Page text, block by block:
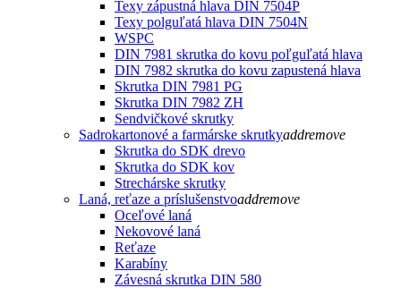
Texy zápustná hlava DIN 7504P
Texy polguľatá hlava DIN 7504N
WSPC
DIN 7981 skrutka do kovu poľguľatá hlava
DIN 7982 skrutka do kovu zapustená hlava
Skrutka DIN 7981 PG
Skrutka DIN 7982 ZH
Sendvičkové skrutky
Sadrokartonové a farmárske skrutkyaddremove
Skrutka do SDK drevo
Skrutka do SDK kov
Strechárske skrutky
Laná, reťaze a príslušenstvoaddremove
Oceľové laná
Nekovové laná
Reťaze
Karabíny
Závesná skrutka DIN 580